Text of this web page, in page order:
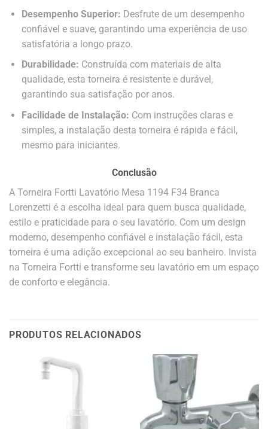
Desempenho Superior: Desfrute de um desempenho
confiável e suave, garantindo uma experiência de uso
satisfatória a longo prazo.
Durabilidade: Construída com materiais de alta
qualidade, esta torneira é resistente e durável,
garantindo sua satisfação por anos.
Facilidade de Instalação: Com instruções claras e
simples, a instalação desta torneira é rápida e fácil,
mesmo para iniciantes.
Conclusão
A Torneira Fortti Lavatório Mesa 1194 F34 Branca
Lorenzetti é a escolha ideal para quem busca qualidade,
estilo e praticidade para o seu lavatório. Com um design
moderno, desempenho confiável e instalação fácil, esta
torneira é uma adição excepcional ao seu banheiro. Invista
na Torneira Fortti e transforme seu lavatório em um espaço
de conforto e elegância.
PRODUTOS RELACIONADOS